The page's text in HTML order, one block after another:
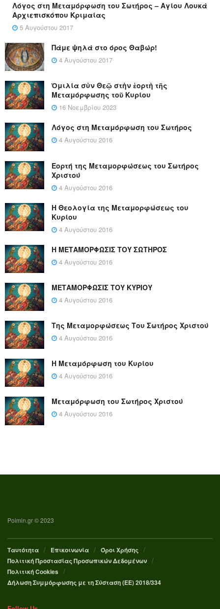
Λόγος στη Μεταμόρφωση του Σωτήρος – Αγίου Λουκά
Αρχιεπισκόπου Κριμαίας
5 Αυγούστου 2017
Πάμε ψηλά στο όρος Θαβώρ!
4 Αυγούστου 2017
Ὁμιλία σὺν Θεῷ στὴν ἑορτὴ τῆς
Μεταμόρφωσης τοῦ Κυρίου
16 Νοεμβρίου 2023
Λόγος στη Μεταμόρφωση του Σωτήρος
4 Αυγούστου 2016
Εορτή της Μεταμορφώσεως του Σωτήρος
Χριστού
4 Αυγούστου 2016
Η Θεολογία της Μεταμορφώσεως του
Κυρίου
4 Αυγούστου 2016
Η ΜΕΤΑΜΟΡΦΩΣΙΣ ΤΟΥ ΣΩΤΗΡΟΣ
4 Αυγούστου 2016
ΜΕΤΑΜΟΡΦΩΣΙΣ ΤΟΥ ΚΥΡΙΟΥ
4 Αυγούστου 2016
Της Μεταμορφώσεως Του Σωτήρος Χριστού
4 Αυγούστου 2016
Η Μεταμόρφωση του Κυρίου
4 Αυγούστου 2016
Μεταμόρφωση του Σωτήρος Χριστού
4 Αυγούστου 2016
Poimin.gr © 2023
Ταυτότητα Επικοινωνία
Όροι Χρήσης
Πολιτική Προστασίας Προσωπικών Δεδομένων
Πολιτική Cookies
Δήλωση Συμμόρφωσης με τη Σύσταση (ΕΕ) 2018/334